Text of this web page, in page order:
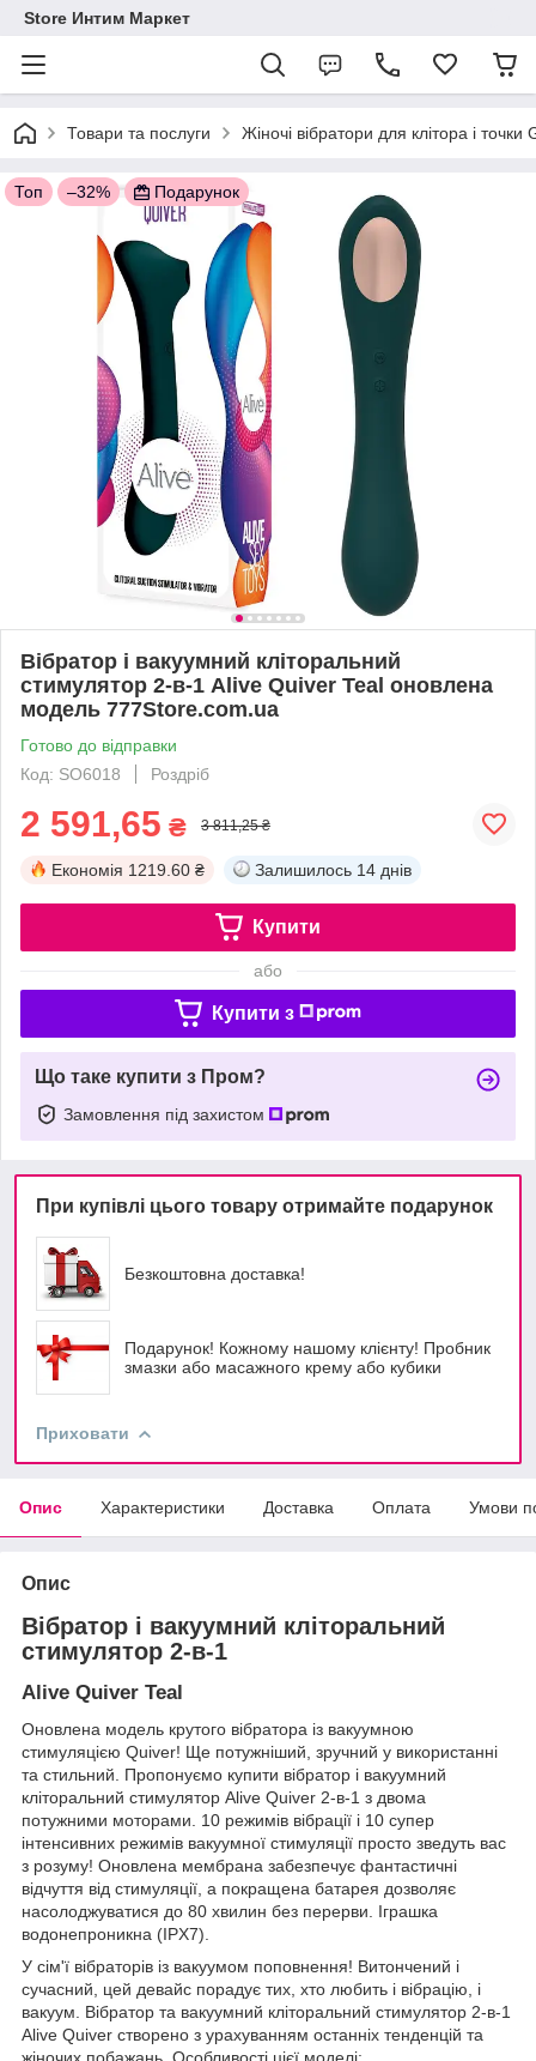
Store Интим Маркет
Товари та послуги Жіночі вібратори для клітора і
Топ –32% Подарунок
Вібратор і вакуумний кліторальний
стимулятор 2-в-1 Alive Quiver Teal оновлена
модель 777Store.com.ua
Готово до відправки
Код: SO6018
Роздріб
2 591,65 ₴ 3 811,25 ₴
Економія 1219.60 ₴ Залишилось 14 днів
Купити
або
Купити з
Що таке купити з Пром?
Замовлення під захистом
При купівлі цього товару отримайте подарунок
Безкоштовна доставка!
Подарунок! Кожному нашому клієнту! Пробник
змазки або масажного крему або кубики
Приховати
Опис Характеристики Доставка Оплата Умови
Опис
Вібратор і вакуумний кліторальний
стимулятор 2-в-1
Alive Quiver Teal
Оновлена модель крутого вібратора із вакуумною
стимуляцією Quiver! Ще потужніший, зручний у використанні
та стильний. Пропонуємо купити вібратор і вакуумний
кліторальний стимулятор Alive Quiver 2-в-1 з двома
потужними моторами. 10 режимів вібрації і 10 супер
інтенсивних режимів вакуумної стимуляції просто зведуть вас
з розуму! Оновлена мембрана забезпечує фантастичні
відчуття від стимуляції, а покращена батарея дозволяє
насолоджуватися до 80 хвилин без перерви. Іграшка
водонепроникна (IPX7).
У сім'ї вібраторів із вакуумом поповнення! Витончений і
сучасний, цей девайс порадує тих, хто любить і вібрацію, і
вакуум. Вібратор та вакуумний кліторальний стимулятор 2-в-1
Alive Quiver створено з урахуванням останніх тенденцій та